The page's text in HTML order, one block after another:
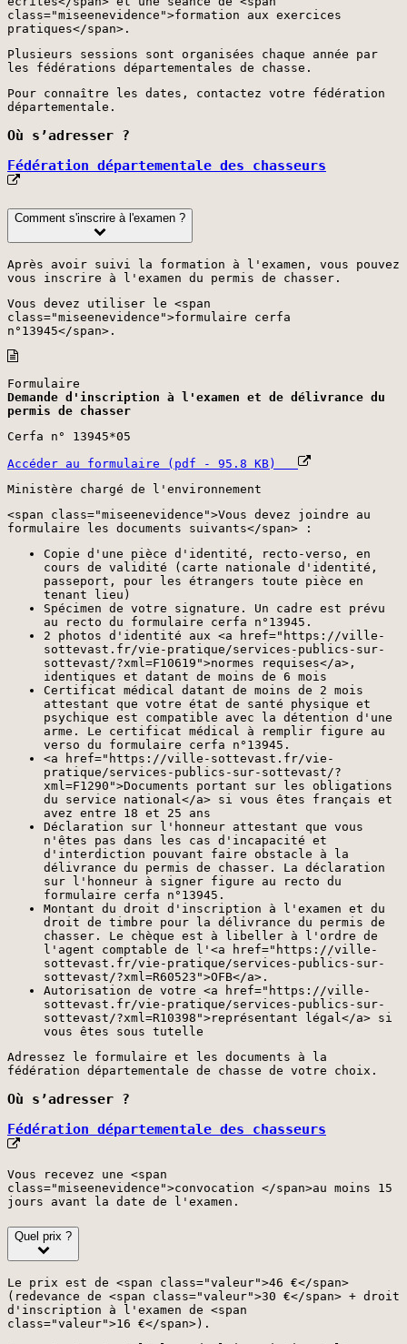
class="miseenevidence">formation aux exercices
pratiques</span>.
Plusieurs sessions sont organisées chaque année par
les fédérations départementales de chasse.
Pour connaître les dates, contactez votre fédération
départementale.
Où s’adresser ?
Fédération départementale des chasseurs
Comment s'inscrire à l'examen ?
Après avoir suivi la formation à l'examen, vous pouvez
vous inscrire à l'examen du permis de chasser.
Vous devez utiliser le <span
class="miseenevidence">formulaire cerfa
n°13945</span>.
Formulaire
Demande d'inscription à l'examen et de délivrance du
permis de chasser
Cerfa n° 13945*05
Accéder au formulaire (pdf - 95.8 KB)
Ministère chargé de l'environnement
<span class="miseenevidence">Vous devez joindre au
formulaire les documents suivants</span> :
Copie d'une pièce d'identité, recto-verso, en
cours de validité (carte nationale d'identité,
passeport, pour les étrangers toute pièce en
tenant lieu)
Spécimen de votre signature. Un cadre est prévu
au recto du formulaire cerfa n°13945.
2 photos d'identité aux <a href="https://ville-
sottevast.fr/vie-pratique/services-publics-sur-
sottevast/?xml=F10619">normes requises</a>,
identiques et datant de moins de 6 mois
Certificat médical datant de moins de 2 mois
attestant que votre état de santé physique et
psychique est compatible avec la détention d'une
arme. Le certificat médical à remplir figure au
verso du formulaire cerfa n°13945.
<a href="https://ville-sottevast.fr/vie-
pratique/services-publics-sur-sottevast/?
xml=F1290">Documents portant sur les obligations
du service national</a> si vous êtes français et
avez entre 18 et 25 ans
Déclaration sur l'honneur attestant que vous
n'êtes pas dans les cas d'incapacité et
d'interdiction pouvant faire obstacle à la
délivrance du permis de chasser. La déclaration
sur l'honneur à signer figure au recto du
formulaire cerfa n°13945.
Montant du droit d'inscription à l'examen et du
droit de timbre pour la délivrance du permis de
chasser. Le chèque est à libeller à l'ordre de
l'agent comptable de l'<a href="https://ville-
sottevast.fr/vie-pratique/services-publics-sur-
sottevast/?xml=R60523">OFB</a>.
Autorisation de votre <a href="https://ville-
sottevast.fr/vie-pratique/services-publics-sur-
sottevast/?xml=R10398">représentant légal</a> si
vous êtes sous tutelle
Adressez le formulaire et les documents à la
fédération départementale de chasse de votre choix.
Où s’adresser ?
Fédération départementale des chasseurs
Vous recevez une <span
class="miseenevidence">convocation </span>au moins 15
jours avant la date de l'examen.
Quel prix ?
Le prix est de <span class="valeur">46 €</span>
(redevance de <span class="valeur">30 €</span> + droit
d'inscription à l'examen de <span
class="valeur">16 €</span>).